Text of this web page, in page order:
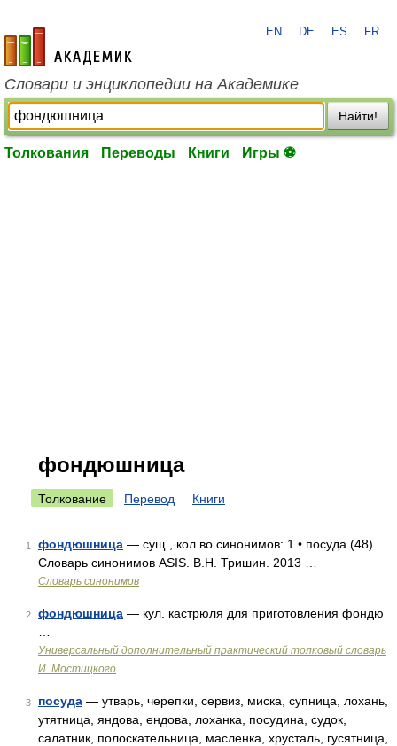
academic.ru
EN DE ES FR
Словари и энциклопедии на Академике
Найти!
Толкования Переводы Книги Игры ⚽
фондюшница
Толкование Перевод Книги
1 фондюшница — сущ., кол во синонимов: 1 • посуда (48)
Словарь синонимов ASIS. В.Н. Тришин. 2013 …
Словарь синонимов
2 фондюшница — кул. кастрюля для приготовления фондю
Универсальный дополнительный практический толковый словарь
И. Мостицкого
3 посуда — утварь, черепки, сервиз, миска, супница, лохань,
утятница, яндова, ендова, лоханка, посудина, судок,
салатник, полоскательница, масленка, хрусталь, гусятница,